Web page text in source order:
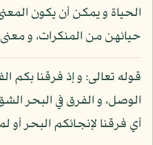
الحياة و يمكن أن يكون
حيائهن من المنكرات، و
قوله تعالى: و إذ فرقنا بكم
الوصل، و الفرق في البحر
أي فرقنا لإنجائكم البحر